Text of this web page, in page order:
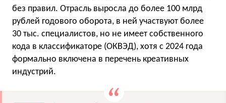
без правил. Отрасль выросла до более 100 млрд
рублей годового оборота, в ней участвуют более
30 тыс. специалистов, но не имеет собственного
кода в классификаторе (ОКВЭД), хотя с 2024 года
формально включена в перечень креативных
индустрий.